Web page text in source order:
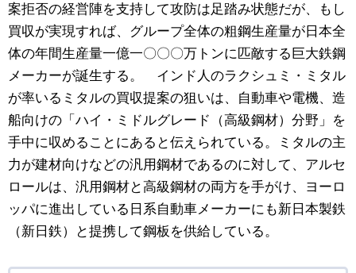
案拒否の経営陣を支持して攻防は足踏み状態だが、もし
買収が実現すれば、グループ全体の粗鋼生産量が日本全
体の年間生産量一億一〇〇〇万トンに匹敵する巨大鉄鋼
メーカーが誕生する。 インド人のラクシュミ・ミタル
が率いるミタルの買収提案の狙いは、自動車や電機、造
船向けの「ハイ・ミドルグレード（高級鋼材）分野」を
手中に収めることにあると伝えられている。ミタルの主
力が建材向けなどの汎用鋼材であるのに対して、アルセ
ロールは、汎用鋼材と高級鋼材の両方を手がけ、ヨーロ
ッパに進出している日系自動車メーカーにも新日本製鉄
（新日鉄）と提携して鋼板を供給している。